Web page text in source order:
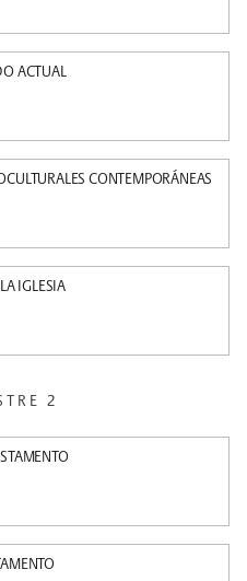
ACTUAL
CONTEMPORÁNEAS
IGLESIA
2